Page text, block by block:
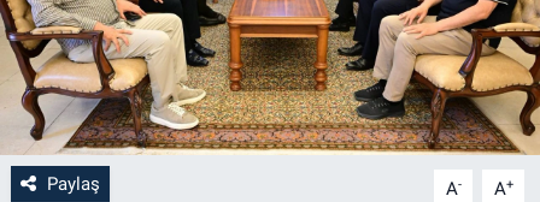
Paylaş A- A+
Kültür
3.Sayfa
Medya